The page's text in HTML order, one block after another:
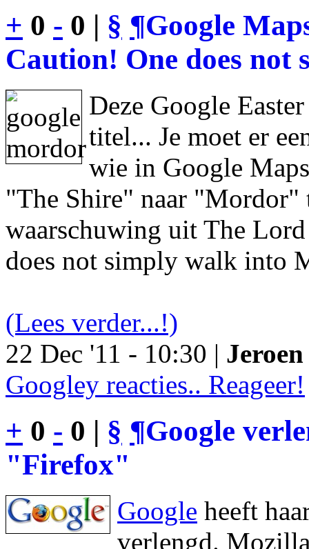
+ 0 - 0 | § ¶Google
Caution! One does
Deze Google
titel... Je moet er
wie in Google
"The Shire" naar "Mordor"
waarschuwing uit The
does not simply walk into
(Lees verder...!)
22 Dec '11 - 10:30 |
Googley reacties.. Reageer!
+ 0 - 0 | § ¶Google
"Firefox"
Google heeft
verlengd.